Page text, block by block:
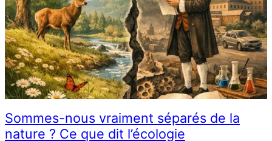
Sommes-nous vraiment séparés de la
nature ? Ce que dit l’écologie